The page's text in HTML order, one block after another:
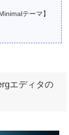
テーマ】
エディタの